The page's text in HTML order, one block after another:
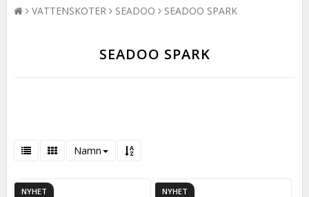
VATTENSKOTER SEADOO SEADOO SPARK
SEADOO SPARK
Namn
NYHET NYHET